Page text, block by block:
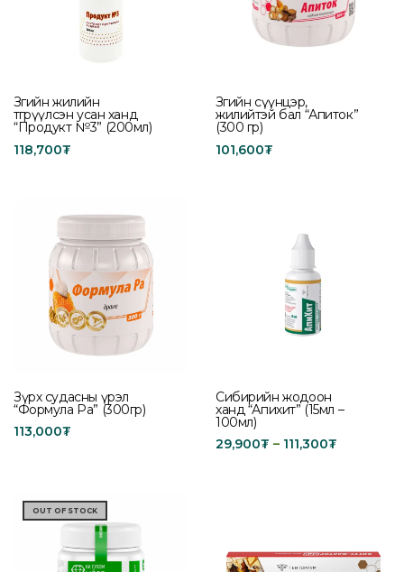
Зөгийн жилийн
өтгөрүүлсэн усан ханд
“Продукт №3” (200мл)
118,700₮
Зөгийн сүүнцэр,
жилийтэй бал “Апиток”
(300 гр)
101,600₮
Зүрх судасны үрэл
“Формула Ра” (300гр)
113,000₮
Сибирийн жодоон
ханд “Апихит” (15мл –
100мл)
29,900₮ – 111,300₮
OUT OF STOCK